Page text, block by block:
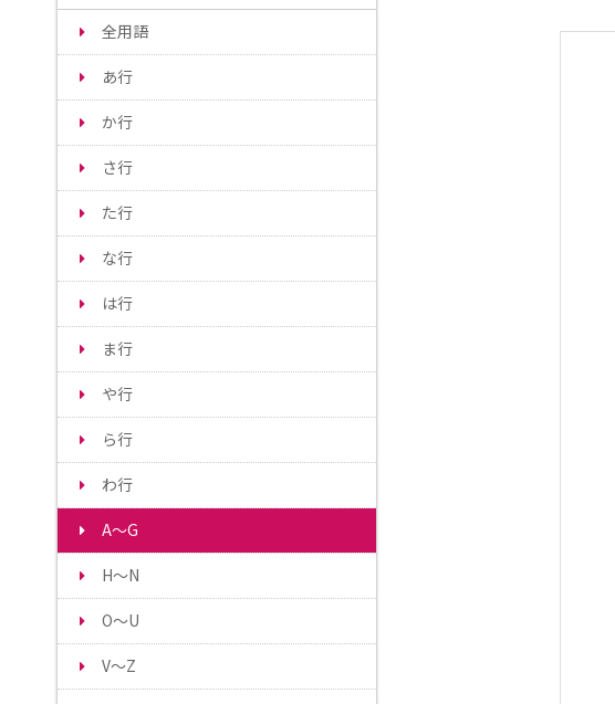
全用語
あ行
か行
さ行
た行
な行
は行
ま行
や行
ら行
わ行
A～G
H～N
O～U
V～Z